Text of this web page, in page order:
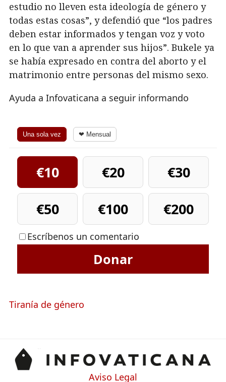
estudio no lleven esta ideología de género y
todas estas cosas”, y defendió que “los padres
deben estar informados y tengan voz y voto
en lo que van a aprender sus hijos”. Bukele ya
se había expresado en contra del aborto y el
matrimonio entre personas del mismo sexo.
Ayuda a Infovaticana a seguir informando
Una sola vez ❤ Mensual
€10 €20
€30
€50
€100 €200
Escríbenos un comentario
Donar
Tiranía de género
Aviso Legal